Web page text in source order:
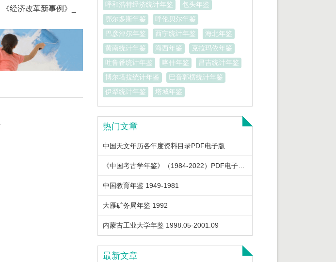
《经济改革新事例》_
呼和浩特经济统计年鉴
包头年鉴
鄂尔多斯年鉴
呼伦贝尔年鉴
巴彦淖尔年鉴
西宁统计年鉴
海北年鉴
黄南统计年鉴
海西年鉴
克拉玛依年鉴
吐鲁番统计年鉴
喀什年鉴
昌吉统计年鉴
博尔塔拉统计年鉴
巴音郭楞统计年鉴
伊犁统计年鉴
塔城年鉴
热门文章
中国天文年历各年度资料目录PDF电子版
《中国考古学年鉴》（1984-2022）PDF电子版下载
中国教育年鉴 1949-1981
大雁矿务局年鉴 1992
内蒙古工业大学年鉴 1998.05-2001.09
最新文章